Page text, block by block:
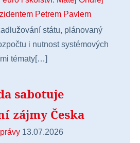
státu, plánovaný
i nutnost systémových
tématy[…]
sabotuje
zájmy Česka
13.07.2026